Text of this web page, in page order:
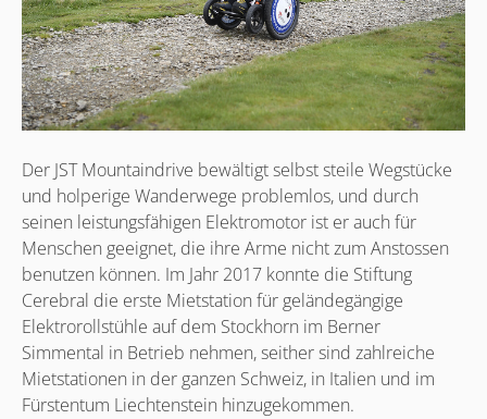
Der JST Mountaindrive bewältigt selbst steile Wegstücke
und holperige Wanderwege problemlos, und durch
seinen leistungsfähigen Elektromotor ist er auch für
Menschen geeignet, die ihre Arme nicht zum Anstossen
benutzen können. Im Jahr 2017 konnte die Stiftung
Cerebral die erste Mietstation für geländegängige
Elektrorollstühle auf dem Stockhorn im Berner
Simmental in Betrieb nehmen, seither sind zahlreiche
Mietstationen in der ganzen Schweiz, in Italien und im
Fürstentum Liechtenstein hinzugekommen.